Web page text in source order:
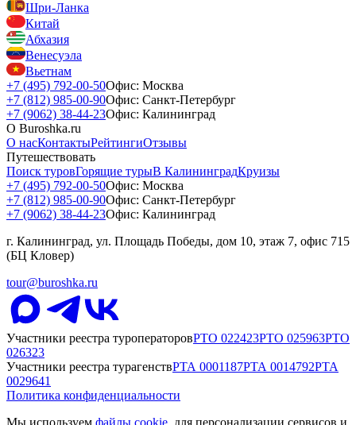
Шри-Ланка
Китай
Абхазия
Венесуэла
Вьетнам
+7 (495) 792-00-50Офис: Москва
+7 (812) 985-00-90Офис: Санкт-Петербург
+7 (9062) 38-44-23Офис: Калининград
О Buroshka.ru
О насКонтактыРейтингиОтзывы
Путешествовать
Поиск туровГорящие турыВ КалининградКруизы
+7 (495) 792-00-50Офис: Москва
+7 (812) 985-00-90Офис: Санкт-Петербург
+7 (9062) 38-44-23Офис: Калининград
г. Калининград, ул. Площадь Победы, дом 10, этаж 7, офис 715
(БЦ Кловер)
tour@buroshka.ru
Участники реестра туроператоровРТО 022423РТО 025963РТО
026323
Участники реестра турагенствРТА 0001187РТА 0014792РТА
0029641
Политика конфиденциальности